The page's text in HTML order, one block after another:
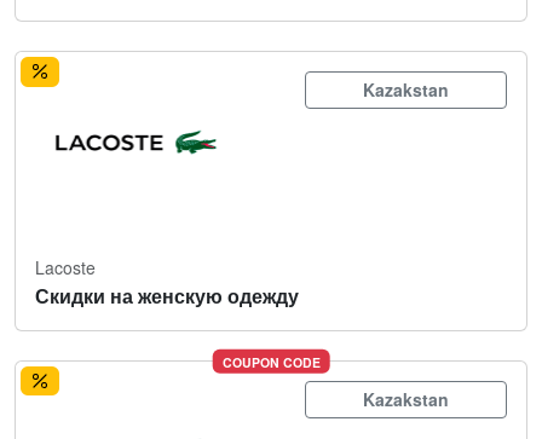
Kazakstan
Lacoste
Скидки на женскую одежду
COUPON CODE
Kazakstan